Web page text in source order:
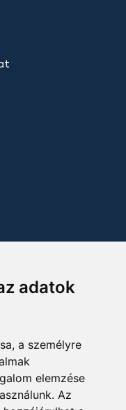
adatok
a személyre
elemzése
Az